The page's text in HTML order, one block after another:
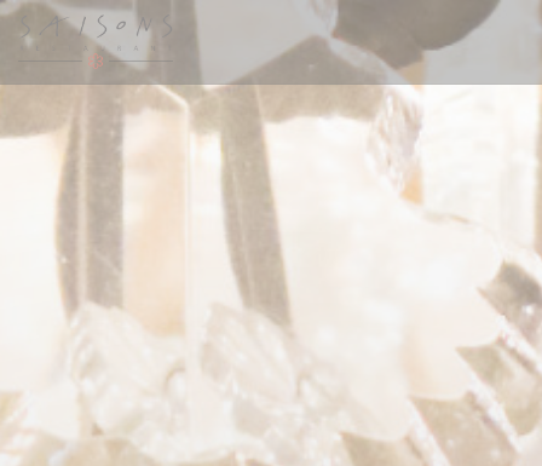
Personnalisation de vos choix en matière de cookies